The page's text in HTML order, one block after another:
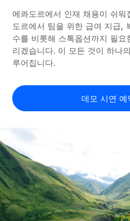
글로벌 급여
규정을 준수하며 급여 지급을 손
기록상 고용주(EOR)
법인 설립 비용 없이 전 세계로 사
인프라
Remote 통합
HR을 워크플로에 매끄럽게 통합
글로벌 서비스 제공
국가별 정보
국가별 글로벌 채용 지원 알아보기
미국 주별 정보
Remote와 다른 솔루션 비교
다른 업체들과 비교해보기
스타트업
성장하는 기업을 위한 민첩한 글
중견기업
맞춤형 HR 솔루션으로 팀 확장
리소스
도구 및 계산기
오분류 리스크 평가 도구
국가별 총 인건비 계산
글로벌 계약직을 위한 통화 옵션
REMOTE와 함께 배우기
리서치 및 가이드
사례 연구
요금
한국어
English
Français
Deutsch
Español
에콰도르에서 인재 채용이 쉬
도르에서 팀을 위한 급여 지급,
수를 비롯해 스톡옵션까지 필
리겠습니다. 이 모든 것이 하나
루어집니다.
데모 시연 예